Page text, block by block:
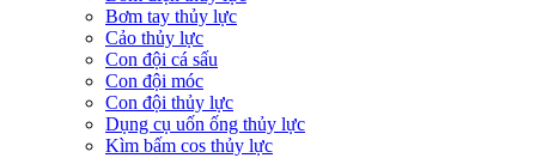
Bơm tay thủy lực
Cảo thủy lực
Con đội cá sấu
Con đội móc
Con đội thủy lực
Dụng cụ uốn ống thủy lực
Kìm bấm cos thủy lực